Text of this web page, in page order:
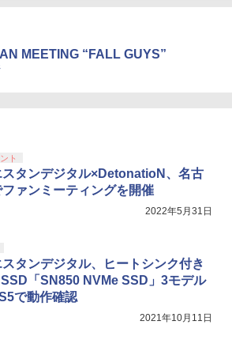
￥9,000
ニンテンドープリペイド番号 5000円|オ
￥11,849
￥10,737
￥10,737
【純正品】Xbox ワイヤレス コントロー
劇場版「鬼滅の刃」無限城編 第一章 猗
劇場版「鬼滅の刃」無限城編 第一章 猗
窩座再来 完全生産限定版 [Blu-ray]
【Amazon.co.jp限定】劇場版モノノ怪
第三章 蛇神 (オリジナル特典:オリジナル
巾着＋メーカー特典:【坤と離】二振りの
剣、十翼より来たる！スタジオ描き下ろ
MEETING “FALL GUYS”
ト
スタンデジタル×DetonatioN、名古
ファンミーティングを開催
2022年5月31日
スタンデジタル、ヒートシンク付き
SSD「SN850 NVMe SSD」3モデル
で動作確認
2021年10月11日